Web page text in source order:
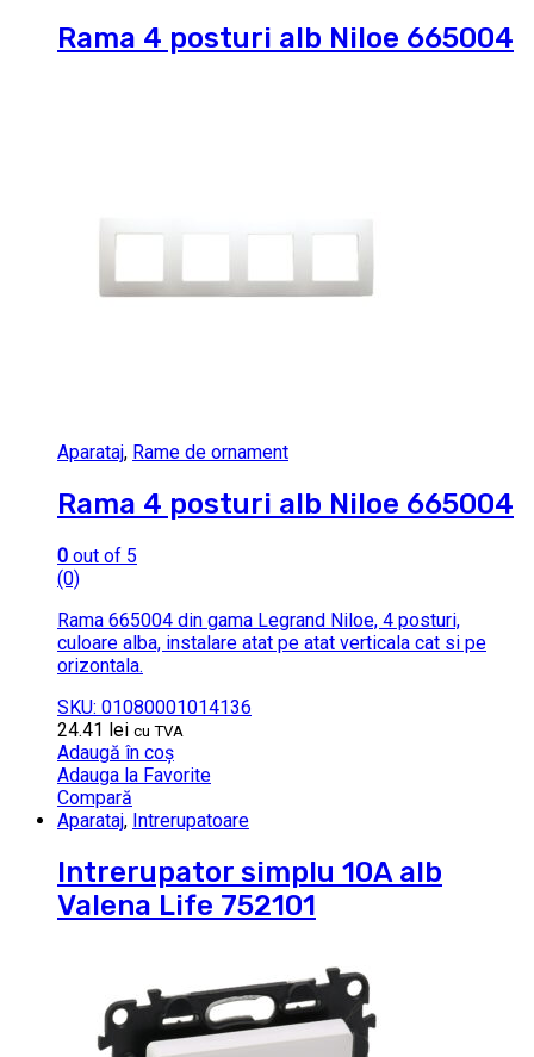
Rama 4 posturi alb Niloe 665004
Aparataj, Rame de ornament
Rama 4 posturi alb Niloe 665004
0 out of 5
(0)
Rama 665004 din gama Legrand Niloe, 4 posturi,
culoare alba, instalare atat pe atat verticala cat si pe
orizontala.
SKU: 01080001014136
24.41 lei cu TVA
Adaugă în coș
Adauga la Favorite
Compară
Aparataj, Intrerupatoare
Intrerupator simplu 10A alb
Valena Life 752101